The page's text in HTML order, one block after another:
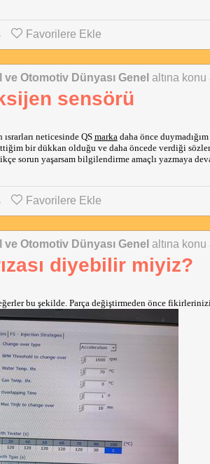
Favorilere Ekle
Otomotiv Dünyası Genel altına konu
sensörü
neticesinde QS marka daha önce
bir dükkan olduğu ve daha öncede verdiği
sorun yaşarsam bilgilendirme amaçlı yazmaya
Favorilere Ekle
Otomotiv Dünyası Genel altına konu
diyebilir miyiz?
bu şekilde. Parça değiştirmeden önce